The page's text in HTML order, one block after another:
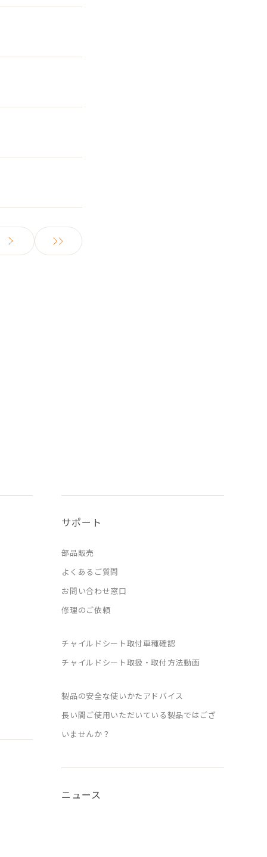
サポート
部品販売
よくあるご質問
お問い合わせ窓口
修理のご依頼
チャイルドシート取付車種確認
チャイルドシート取扱・取付方法動画
製品の安全な使いかたアドバイス
長い間ご使用いただいている製品ではござ
いませんか？
ニュース